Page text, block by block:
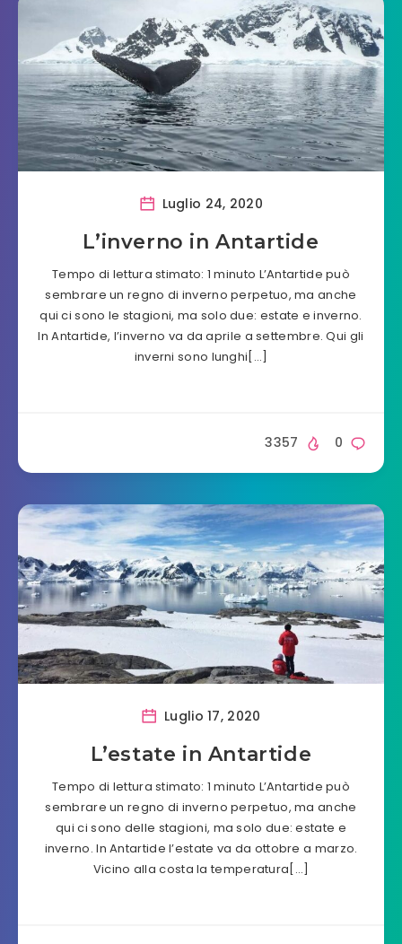
Luglio 24, 2020
L’inverno in Antartide
Tempo di lettura stimato: 1 minuto L’Antartide può
sembrare un regno di inverno perpetuo, ma anche
qui ci sono le stagioni, ma solo due: estate e inverno.
In Antartide, l’inverno va da aprile a settembre. Qui gli
inverni sono lunghi[…]
0
3357
Luglio 17, 2020
L’estate in Antartide
Tempo di lettura stimato: 1 minuto L’Antartide può
sembrare un regno di inverno perpetuo, ma anche
qui ci sono delle stagioni, ma solo due: estate e
inverno. In Antartide l’estate va da ottobre a marzo.
Vicino alla costa la temperatura[…]